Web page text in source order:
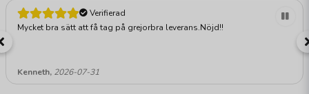
Verifierad
Mycket bra sätt att få tag på grejorbra leverans.Nöjd!!
Kenneth, 2026-07-31